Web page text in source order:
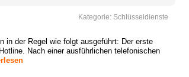
Kategorie: Schlüsseldienste
in der Regel wie folgt ausgeführt: Der erste
Nach einer ausführlichen telefonischen